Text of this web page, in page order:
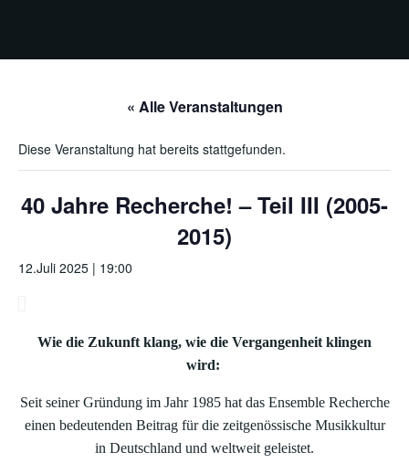
« Alle Veranstaltungen
Diese Veranstaltung hat bereits stattgefunden.
40 Jahre Recherche! – Teil III (2005-
2015)
12.Juli 2025 | 19:00
Wie die Zukunft klang, wie die Vergangenheit klingen
wird:
Seit seiner Gründung im Jahr 1985 hat das Ensemble Recherche
einen bedeutenden Beitrag für die zeitgenössische Musikkultur
in Deutschland und weltweit geleistet.